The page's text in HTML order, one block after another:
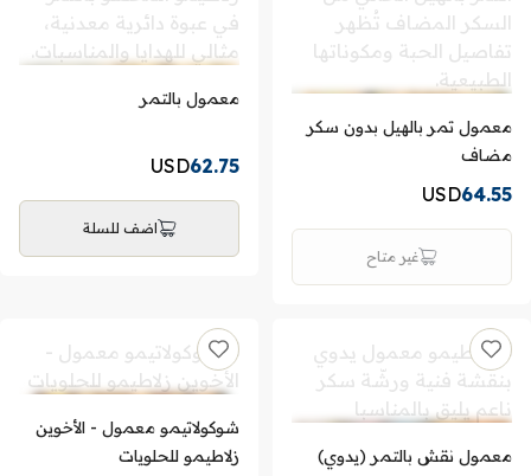
معمول تمر بالهيل بدون سكر
مضاف
64.55
USD
غير متاح
معمول بالتمر
62.75
USD
اضف للسلة
معمول نقش بالتمر (يدوي)
شوكولاتيمو معمول - الأخوين
زلاطيمو للحلويات